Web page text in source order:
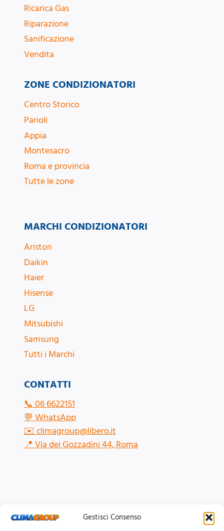
Gestisci Consenso
ZONE CONDIZIONATORI
Centro Storico
Parioli
Appia
Montesacro
Roma e provincia
Tutte le zone
Ricarica Gas
Riparazione
Sanificazione
Vendita
CONTATTI
📞06 6622151
💬WhatsApp
✉️climagroup@libero.it
📍Via dei Gozzadini 44, Roma
MARCHI CONDIZIONATORI
Ariston
Daikin
Haier
Hisense
LG
Mitsubishi
Samsung
Tutti i Marchi